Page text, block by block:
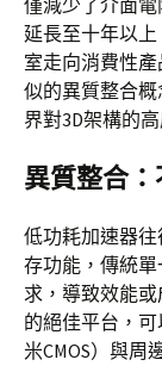
僅減少了介面
延長至十年以
室走向消費性
似的異質整合
界對3D架構的
異質整合
低功耗加速器
存功能，傳統
求，導致效能
的絕佳平台，
米CMOS）與周